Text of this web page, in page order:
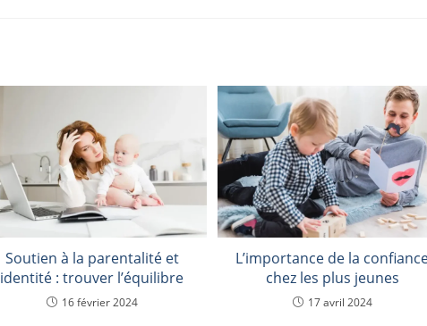
Soutien à la parentalité et
identité : trouver l’équilibre
16 février 2024
L’importance de la
chez les plus jeunes
17 avril 2024